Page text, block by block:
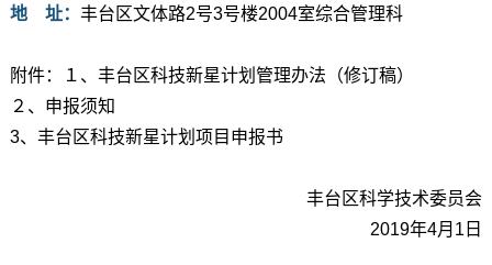
地 址： 丰台区文体路2号3号楼2004室综合管理科
附件：１、丰台区科技新星计划管理办法（修订稿）
２、申报须知
3、丰台区科技新星计划项目申报书
丰台区科学技术委员会
2019年4月1日